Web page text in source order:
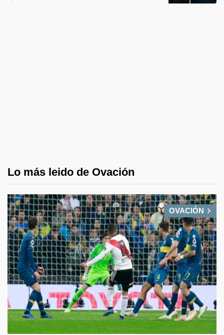
Lo más leido de Ovación
OVACIÓN